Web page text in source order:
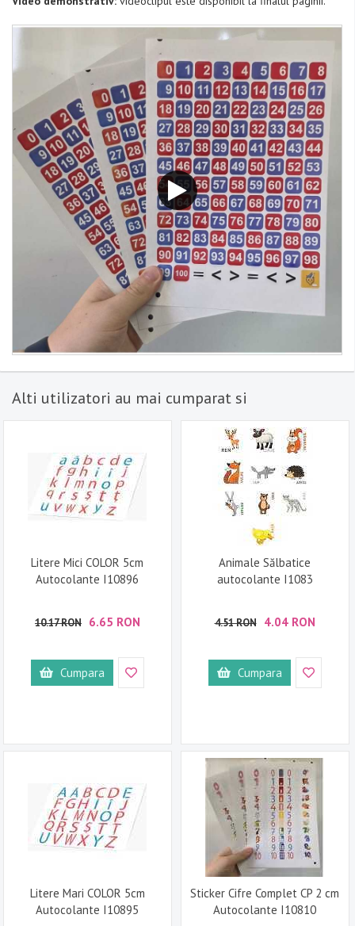
Alti utilizatori au mai cumparat si
Litere Mici COLOR 5cm
Autocolante I10896
10.17 RON 6.65 RON
Cumpara
Animale Sălbatice
autocolante I1083
4.51 RON 4.04 RON
Cumpara
Litere Mari COLOR 5cm
Autocolante I10895
Sticker Cifre Complet CP 2 cm
Autocolante I10810